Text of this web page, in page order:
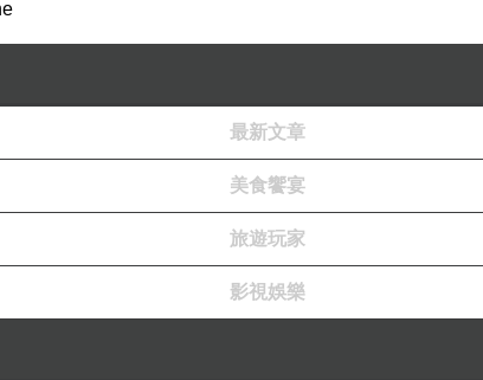
最新文章
美食饗宴
旅遊玩家
影視娛樂